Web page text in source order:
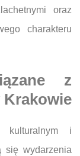
oraz
charakteru
z
Krakowie
kulturalnym i
się wydarzenia